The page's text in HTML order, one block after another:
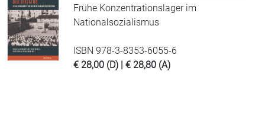
Frühe Konzentrationslager im
Nationalsozialismus
ISBN 978-3-8353-6055-6
€ 28,00 (D) | € 28,80 (A)